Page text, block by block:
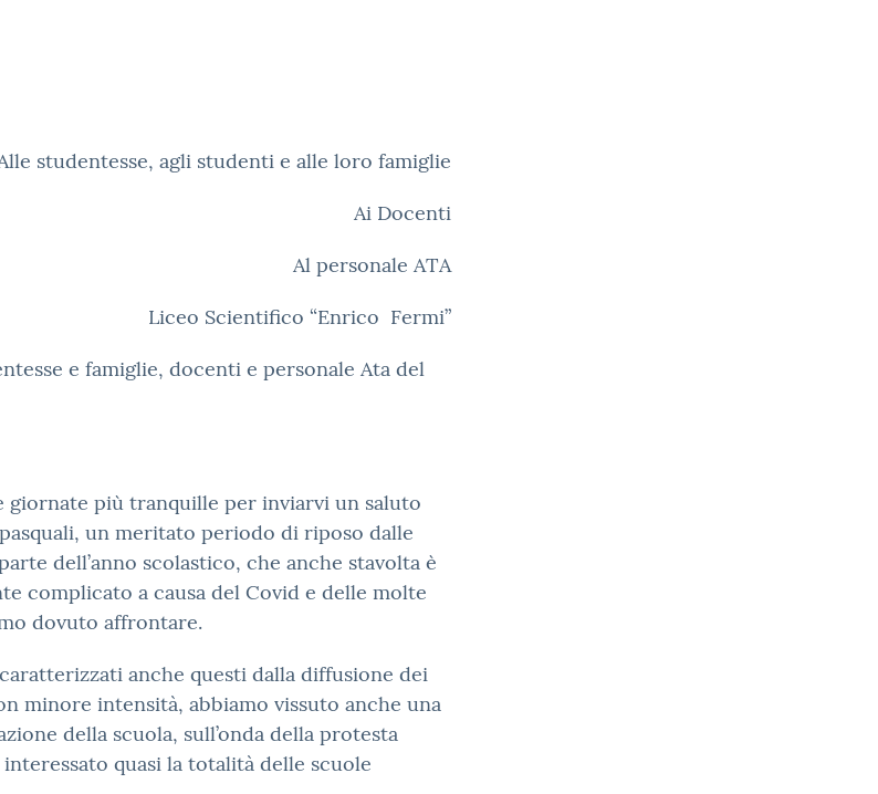
studentesse, agli studenti e alle loro famiglie
Ai Docenti
Al personale ATA
Liceo Scientifico “Enrico Fermi”
e famiglie, docenti e personale Ata del
giornate più tranquille per inviarvi un saluto
un meritato periodo di riposo dalle
dell’anno scolastico, che anche stavolta è
complicato a causa del Covid e delle molte
dovuto affrontare.
anche questi dalla diffusione dei
minore intensità, abbiamo vissuto anche una
della scuola, sull’onda della protesta
quasi la totalità delle scuole